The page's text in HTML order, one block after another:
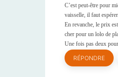
C’est peut-être pour
vaisselle, il faut
En revanche, le prix
cher pour un lolo de
Une fois pas deux
RÉPONDRE